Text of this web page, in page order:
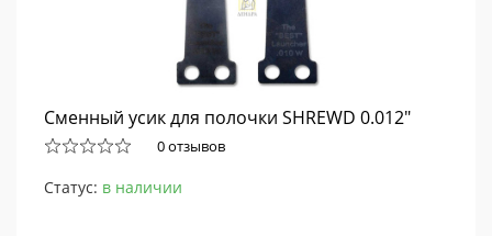
Сменный усик для полочки SHREWD 0.012"
0 отзывов
Статус: в наличии